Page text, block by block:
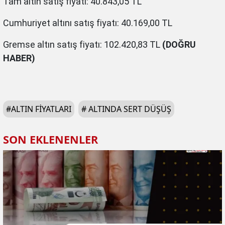
Cumhuriyet altını satış fiyatı: 40.169,00 TL
Gremse altın satış fiyatı: 102.420,83 TL (DOĞRU
HABER)
#ALTIN FIYATLARI #ALTINDA SERT DÜŞÜŞ
SON EKLENENLER